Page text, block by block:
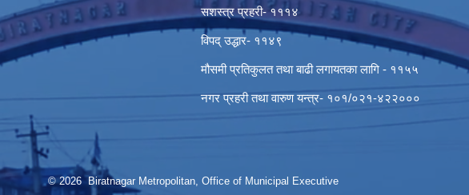
सशस्त्र प्रहरी- १११४
विपद् उद्धार- ११४९
मौसमी प्रतिकुलत तथा बाढी लगायतका लागि - ११५५
नगर प्रहरी तथा वारुण यन्त्र- १०१/०२१-४२२०००
© 2026 Biratnagar Metropolitan, Office of Municipal Executive